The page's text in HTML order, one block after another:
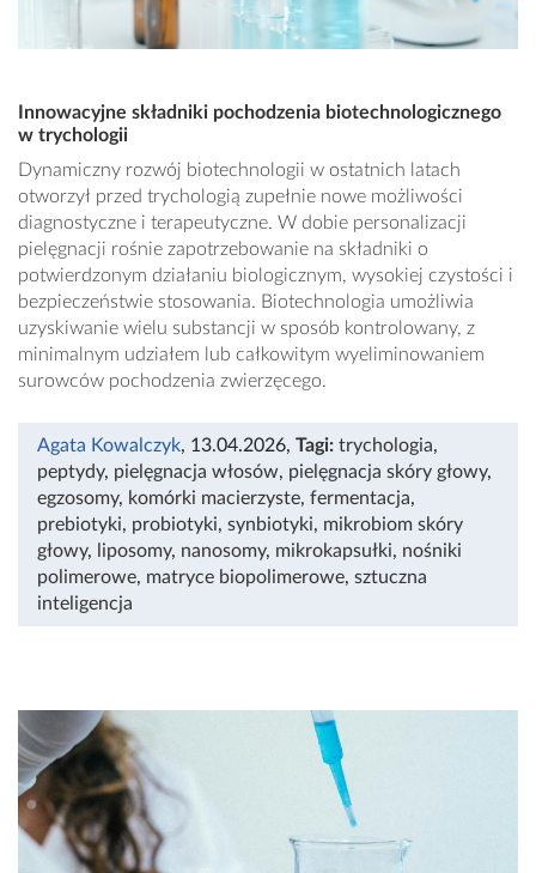
Innowacyjne składniki pochodzenia biotechnologicznego
w trychologii
Dynamiczny rozwój biotechnologii w ostatnich latach
otworzył przed trychologią zupełnie nowe możliwości
diagnostyczne i terapeutyczne. W dobie personalizacji
pielęgnacji rośnie zapotrzebowanie na składniki o
potwierdzonym działaniu biologicznym, wysokiej czystości i
bezpieczeństwie stosowania. Biotechnologia umożliwia
uzyskiwanie wielu substancji w sposób kontrolowany, z
minimalnym udziałem lub całkowitym wyeliminowaniem
surowców pochodzenia zwierzęcego.
Agata Kowalczyk, 13.04.2026, Tagi: trychologia,
peptydy, pielęgnacja włosów, pielęgnacja skóry głowy,
egzosomy, komórki macierzyste, fermentacja,
prebiotyki, probiotyki, synbiotyki, mikrobiom skóry
głowy, liposomy, nanosomy, mikrokapsułki, nośniki
polimerowe, matryce biopolimerowe, sztuczna
inteligencja